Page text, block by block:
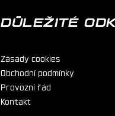
DŮLEŽITÉ
Zásady cookies
Obchodní podmínky
Provozní řád
Kontakt